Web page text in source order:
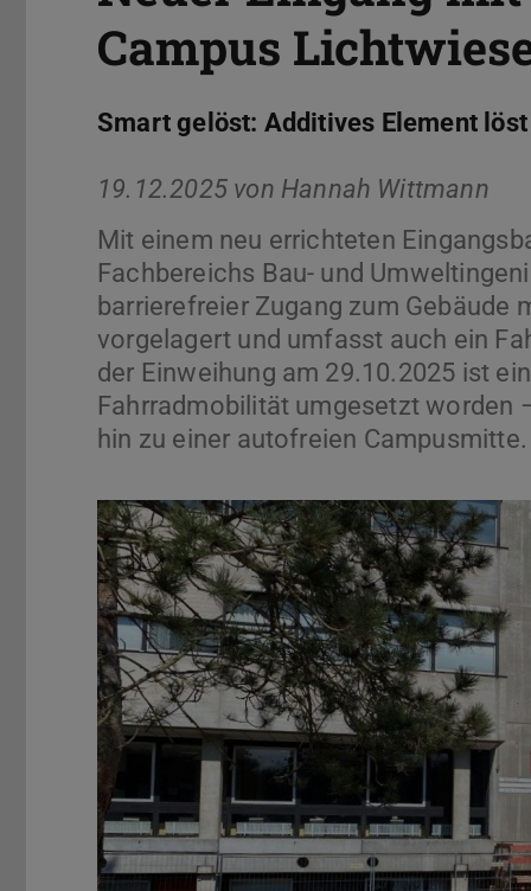
Campus
Smart gelöst: Additives Element
19.12.2025 von Hannah Wittmann
Mit einem neu errichteten
Fachbereichs Bau- und
barrierefreier Zugang zum Gebäude
vorgelagert und umfasst auch ein
der Einweihung am 29.10.2025 ist
Fahrradmobilität umgesetzt worden
hin zu einer autofreien Campusmitte.
Zurück